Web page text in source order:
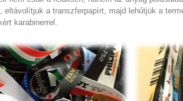
eltávolítjuk a transzferpapírt, majd lehűtjük a
karabinerrel.